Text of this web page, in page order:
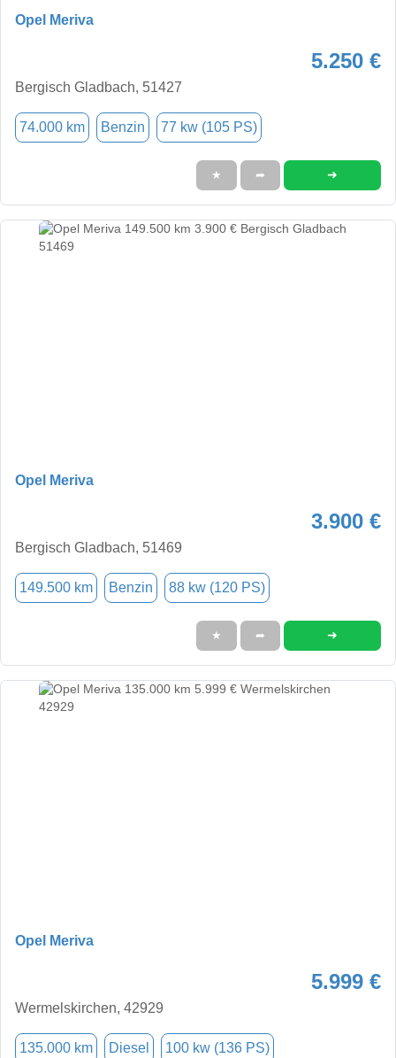
Opel Meriva
5.250 €
Bergisch Gladbach, 51427
74.000 km Benzin 77 kw (105 PS)
★ ➦ ➜
Opel Meriva
3.900 €
Bergisch Gladbach, 51469
149.500 km Benzin 88 kw (120 PS)
★ ➦ ➜
Opel Meriva
5.999 €
Wermelskirchen, 42929
135.000 km Diesel 100 kw (136 PS)